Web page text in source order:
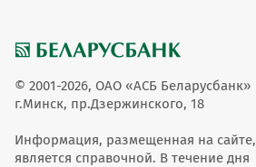
© 2001-2026, ОАО «АСБ Беларусбанк»
г.Минск, пр.Дзержинского, 18
Информация, размещенная на сайте,
является справочной. В течение дня